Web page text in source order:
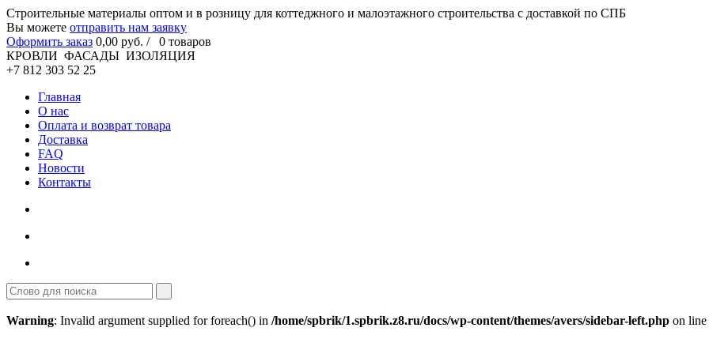
Cтроительные материалы оптом и в розницу для коттеджного и малоэтажного строительства с доставкой по СПБ
Вы можете отправить нам заявку
Оформить заказ 0,00 руб. / 0 товаров
КРОВЛИ ФАСАДЫ ИЗОЛЯЦИЯ
+7 812 303 52 25
Главная
О нас
Оплата и возврат товара
Доставка
FAQ
Новости
Контакты
Warning: Invalid argument supplied for foreach() in /home/spbrik/1.spbrik.z8.ru/docs/wp-content/themes/avers/sidebar-left.php on line